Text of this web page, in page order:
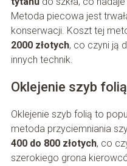
Metoda piecowa jest
konserwacji. Koszt tej
2000 złotych, co czyni ją
innych technik.
Oklejenie szyb folią
Oklejenie szyb folią to
metoda przyciemniania
400 do 800 złotych, co
szerokiego grona